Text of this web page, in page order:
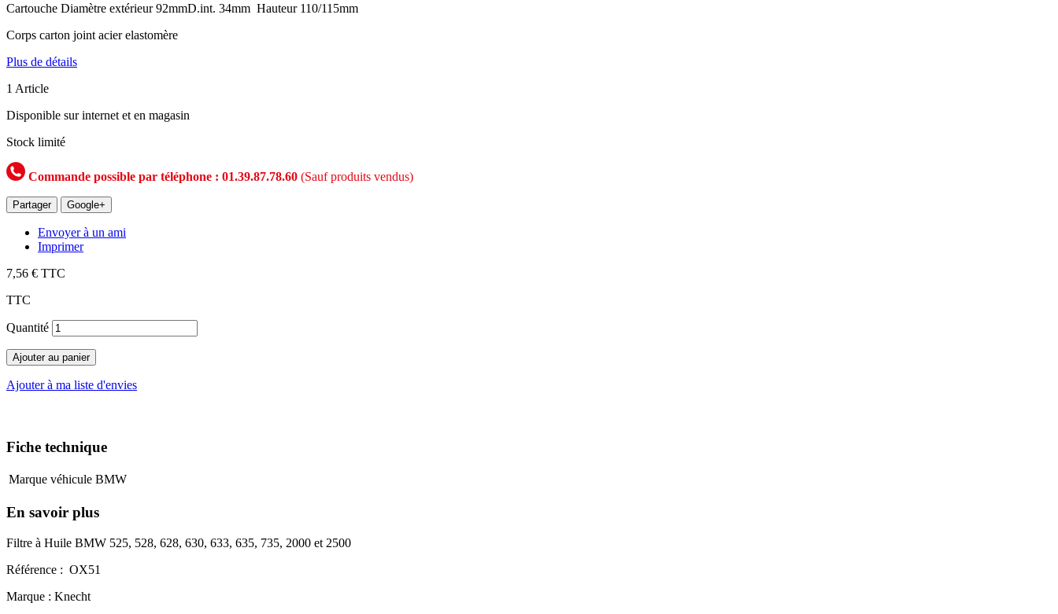
Cartouche Diamètre extérieur 92mmD.int. 34mm Hauteur 110/115mm
Corps carton joint acier elastomère
Plus de détails
1 Article
Disponible sur internet et en magasin
Stock limité
Commande possible par téléphone : 01.39.87.78.60 (Sauf produits vendus)
Partager Google+
Envoyer à un ami
Imprimer
7,56 € TTC
TTC
Quantité
Ajouter au panier
Ajouter à ma liste d'envies
Fiche technique
Marque véhicule BMW
En savoir plus
Filtre à Huile BMW 525, 528, 628, 630, 633, 635, 735, 2000 et 2500
Référence : OX51
Marque : Knecht